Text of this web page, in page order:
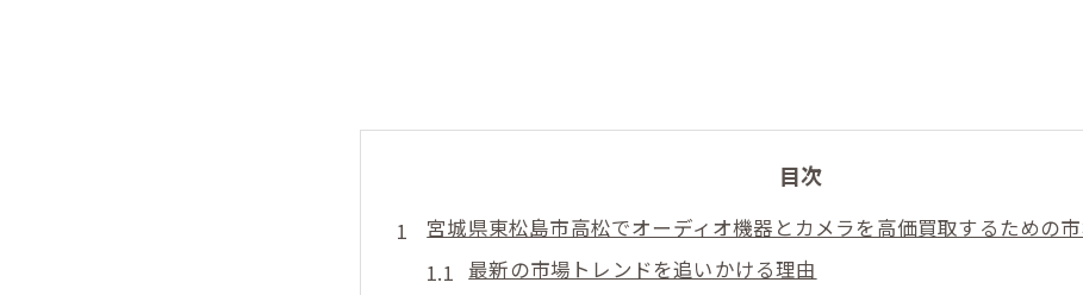
目次
宮城県東松島市高松でオーディオ機器とカメラを高価買取するための
最新の市場トレンドを追いかける理由